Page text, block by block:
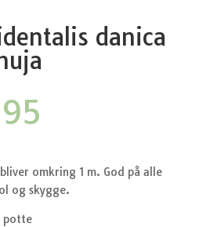
danica
omkring 1 m. God på alle
og skygge.
potte